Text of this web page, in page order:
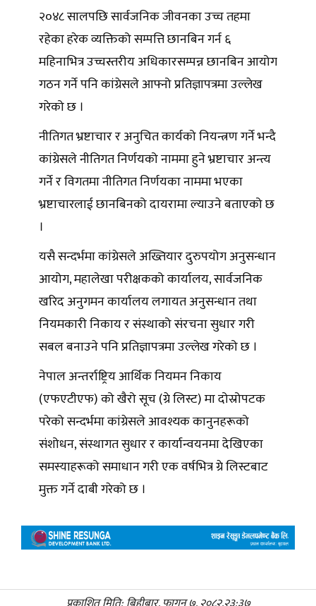
२०४८ सालपछि सार्वजनिक जीवनका उच्च तहमा
रहेका हरेक व्यक्तिको सम्पत्ति छानबिन गर्न ६
महिनाभित्र उच्चस्तरीय अधिकारसम्पन्न छानबिन आयोग
गठन गर्ने पनि कांग्रेसले आफ्नो प्रतिज्ञापत्रमा उल्लेख
गरेको छ ।
नीतिगत भ्रष्टाचार र अनुचित कार्यको नियन्त्रण गर्ने भन्दै
कांग्रेसले नीतिगत निर्णयको नाममा हुने भ्रष्टाचार अन्त्य
गर्ने र विगतमा नीतिगत निर्णयका नाममा भएका
भ्रष्टाचारलाई छानबिनको दायरामा ल्याउने बताएको छ
।
यसै सन्दर्भमा कांग्रेसले अख्तियार दुरुपयोग अनुसन्धान
आयोग, महालेखा परीक्षकको कार्यालय, सार्वजनिक
खरिद अनुगमन कार्यालय लगायत अनुसन्धान तथा
नियमकारी निकाय र संस्थाको संरचना सुधार गरी
सबल बनाउने पनि प्रतिज्ञापत्रमा उल्लेख गरेको छ ।
नेपाल अन्तर्राष्ट्रिय आर्थिक नियमन निकाय
(एफएटीएफ) को खैरो सूच (ग्रे लिस्ट) मा दोस्रोपटक
परेको सन्दर्भमा कांग्रेसले आवश्यक कानुनहरूको
संशोधन, संस्थागत सुधार र कार्यान्वयनमा देखिएका
समस्याहरूको समाधान गरी एक वर्षभित्र ग्रे लिस्टबाट
मुक्त गर्ने दाबी गरेको छ ।